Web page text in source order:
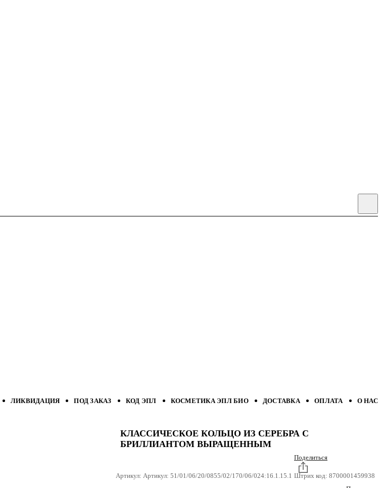
ЛИКВИДАЦИЯ ПОД ЗАКАЗ КОД ЭПЛ КОСМЕТИКА ЭПЛ БИО ДОСТАВКА ОПЛАТА О НАС
КЛАССИЧЕСКОЕ КОЛЬЦО ИЗ СЕРЕБРА С
БРИЛЛИАНТОМ ВЫРАЩЕННЫМ
Артикул: Артикул: 51/01/06/20/0855/02/170/06/024:16.1.15.1
Поделиться
Штрих код: 8700001459938